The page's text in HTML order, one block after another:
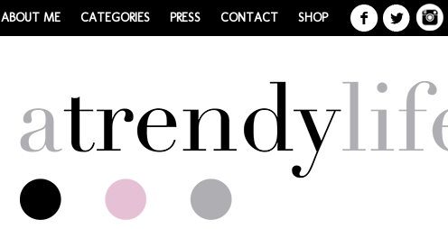
ABOUT ME CATEGORIES PRESS CONTACT SHOP